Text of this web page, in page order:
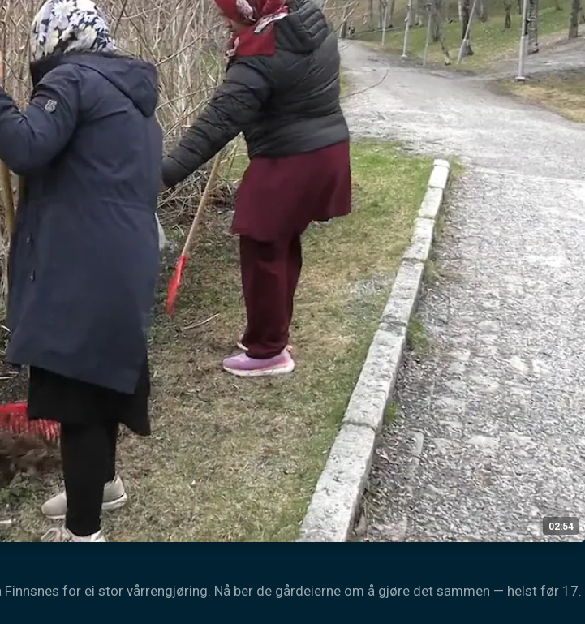
02:54
for ei stor vårrengjøring. Nå ber de gårdeierne om å gjøre det sammen — helst før 17.